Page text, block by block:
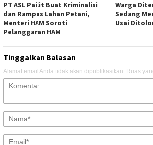
PT ASL Pailit Buat Kriminalisi
dan Rampas Lahan Petani,
Menteri HAM Soroti
Pelanggaran HAM
Warga
Sedang
Usai
Tinggalkan Balasan
Alamat email Anda tidak akan dipublikasikan. Ruas